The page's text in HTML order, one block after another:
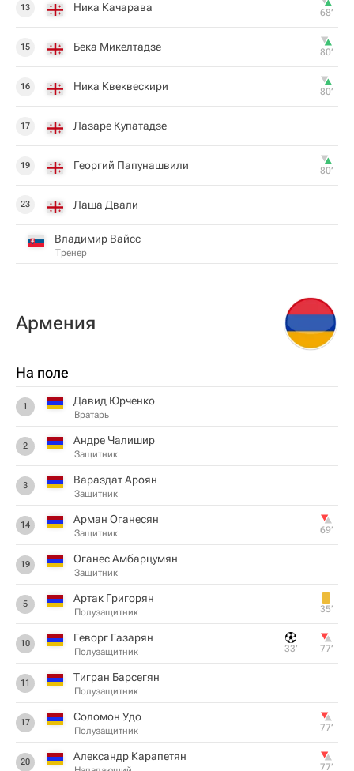
13 Ника Качарава 68‎’‎
15 Бека Микелтадзе 80‎’‎
16 Ника Квеквескири 80‎’‎
17 Лазаре Купатадзе
19 Георгий Папунашвили 80‎’‎
23 Лаша Двали
Владимир Вайсс
Тренер
Армения
На поле
1 Давид Юрченко
Вратарь
2 Андре Чалишир
Защитник
3 Вараздат Ароян
Защитник
14 Арман Оганесян
Защитник 69‎’‎
19 Оганес Амбарцумян
Защитник
5 Артак Григорян
Полузащитник 35‎’‎
10 Геворг Газарян
Полузащитник 33‎’‎ 77‎’‎
11 Тигран Барсегян
Полузащитник
17 Соломон Удо
Полузащитник 77‎’‎
20 Александр Карапетян
77‎’‎